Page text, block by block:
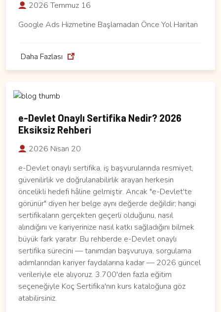
2026 Temmuz 16
Google Ads Hizmetine Başlamadan Önce Yol Haritan
Daha Fazlası
e-Devlet Onaylı Sertifika Nedir? 2026
Eksiksiz Rehberi
2026 Nisan 20
e-Devlet onaylı sertifika, iş başvurularında resmiyet,
güvenilirlik ve doğrulanabilirlik arayan herkesin
öncelikli hedefi hâline gelmiştir. Ancak "e-Devlet'te
görünür" diyen her belge aynı değerde değildir; hangi
sertifikaların gerçekten geçerli olduğunu, nasıl
alındığını ve kariyerinize nasıl katkı sağladığını bilmek
büyük fark yaratır. Bu rehberde e-Devlet onaylı
sertifika sürecini — tanımdan başvuruya, sorgulama
adımlarından kariyer faydalarına kadar — 2026 güncel
verileriyle ele alıyoruz. 3.700'den fazla eğitim
seçeneğiyle Koç Sertifika'nın kurs kataloğuna göz
atabilirsiniz.